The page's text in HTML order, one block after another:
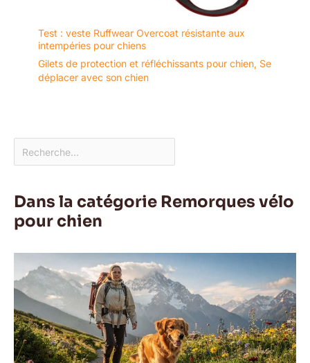
Test : veste Ruffwear Overcoat résistante aux
intempéries pour chiens
Gilets de protection et réfléchissants pour chien, Se
déplacer avec son chien
Dans la catégorie Remorques vélo
pour chien